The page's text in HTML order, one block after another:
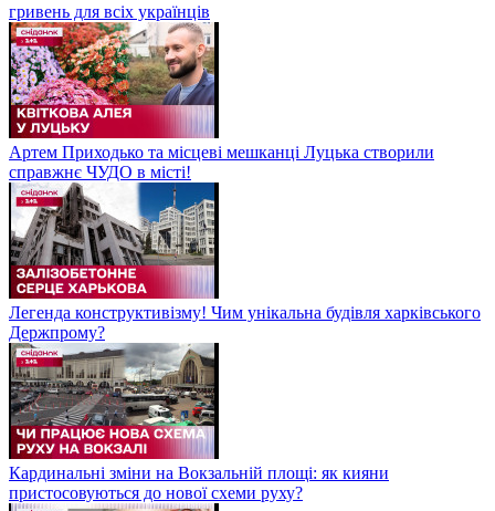
гривень для всіх українців
Артем Приходько та місцеві мешканці Луцька створили
справжнє ЧУДО в місті!
Легенда конструктивізму! Чим унікальна будівля харківського
Держпрому?
Кардинальні зміни на Вокзальній площі: як кияни
пристосовуються до нової схеми руху?